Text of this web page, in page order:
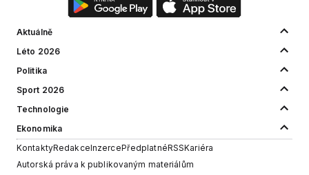
Aktuálně
Léto 2026
Politika
Sport 2026
Technologie
Ekonomika
KontaktyRedakceInzercePředplatnéRSSKariéra
Autorská práva k publikovaným materiálům